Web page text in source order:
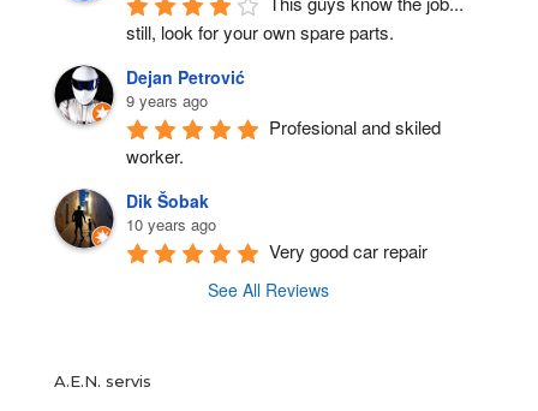
still, look for your own spare parts.
Dejan Petrović
9 years ago
Profesional and skiled
worker.
Dik Šobak
10 years ago
Very good car repair
See All Reviews
A.E.N. servis